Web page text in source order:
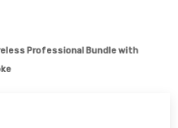
Professional Bundle with